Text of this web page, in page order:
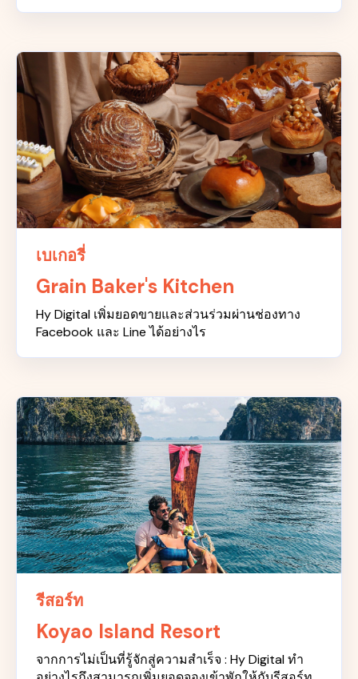
เบเกอรี่
Grain Baker's Kitchen
Hy Digital เพิ่มยอดขายและส่วนร่วมผ่านช่องทาง
Facebook และ Line ได้อย่างไร
รีสอร์ท
Koyao Island Resort
จากการไม่เป็นที่รู้จักสู่ความสำเร็จ : Hy Digital ทำ